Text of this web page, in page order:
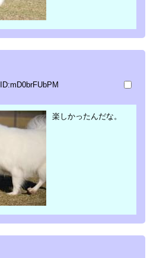
ID:mD0brFUbPM
楽しかったんだな。